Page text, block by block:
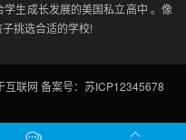
生成长发展的美国私立高中 。像
挑选合适的学校!
互联网 备案号：苏ICP12345678